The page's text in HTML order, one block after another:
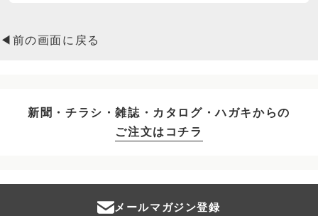
◀前の画面に戻る
新聞・チラシ・雑誌・カタログ・ハガキからの
ご注文はコチラ
メールマガジン登録